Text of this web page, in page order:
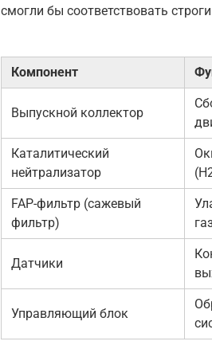
смогли бы соответствовать
Компонент
Выпускной коллектор
Каталитический
нейтрализатор
FAP-фильтр (сажевый
фильтр)
Датчики
Управляющий блок